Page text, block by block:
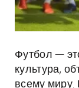
Футбол —
культура,
всему миру.